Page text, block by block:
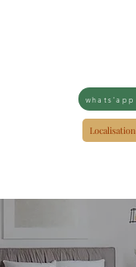
whats'app
Localisation